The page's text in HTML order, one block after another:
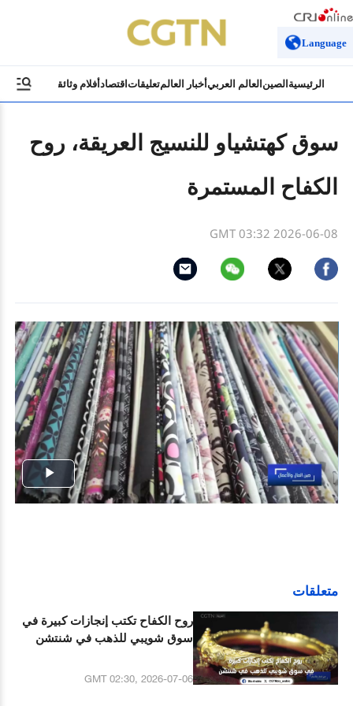
Language
الرئيسية الصين العالم العربيأخبار العالمتعليقات اقتصادأفلام وثائقية ثقافة
سوق كهتشياو للنسيج العريقة، روح
الكفاح المستمرة
GMT 03:32 2026-06-08
Play
متعلقات
روح الكفاح تكتب إنجازات كبيرة في
سوق شويبي للذهب في شنتشن
GMT 02:30, 2026-07-06